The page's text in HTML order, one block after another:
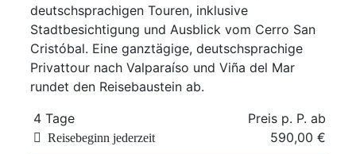
deutschsprachigen Touren, inklusive
Stadtbesichtigung und Ausblick vom Cerro San
Cristóbal. Eine ganztägige, deutschsprachige
Privattour nach Valparaíso und Viña del Mar
rundet den Reisebaustein ab.
4 Tage
Preis p. P. ab
590,00 €
Reisebeginn jederzeit